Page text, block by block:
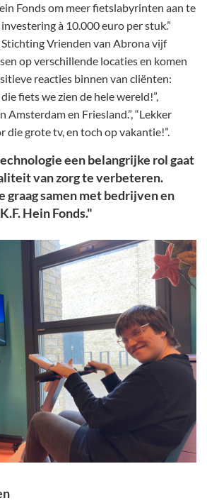
Fonds om meer fietslabyrinten aan te
à 10.000 euro per stuk.”
Vrienden van Abrona vijf
op verschillende locaties en komen
reacties binnen van cliënten:
fiets we zien de hele wereld!”,
Amsterdam en Friesland.”, “Lekker
die grote tv, en toch op vakantie!”.
een belangrijke rol gaat
van zorg te verbeteren.
graag samen met bedrijven en
Hein Fonds."